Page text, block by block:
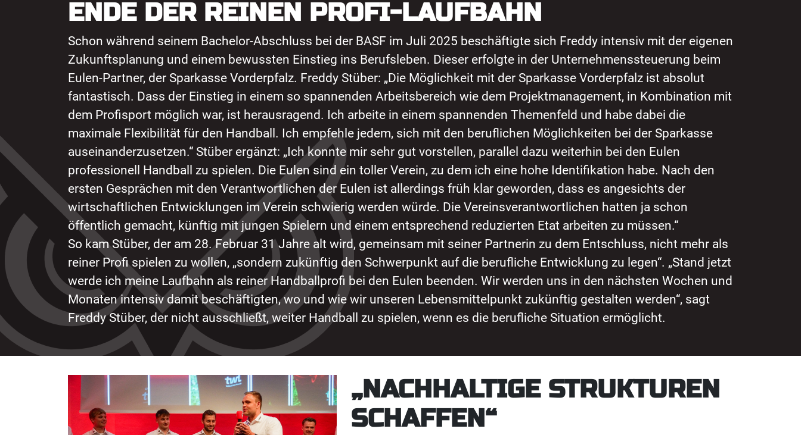
ENDE DER REINEN PROFI-LAUFBAHN
Schon während seinem Bachelor-Abschluss bei der BASF im Juli 2025 beschäftigte sich Freddy intensiv mit der eigenen
Zukunftsplanung und einem bewussten Einstieg ins Berufsleben. Dieser erfolgte in der Unternehmenssteuerung beim
Eulen-Partner, der Sparkasse Vorderpfalz. Freddy Stüber: „Die Möglichkeit mit der Sparkasse Vorderpfalz ist absolut
fantastisch. Dass der Einstieg in einem so spannenden Arbeitsbereich wie dem Projektmanagement, in Kombination mit
dem Profisport möglich war, ist herausragend. Ich arbeite in einem spannenden Themenfeld und habe dabei die
maximale Flexibilität für den Handball. Ich empfehle jedem, sich mit den beruflichen Möglichkeiten bei der Sparkasse
auseinanderzusetzen.“ Stüber ergänzt: „Ich konnte mir sehr gut vorstellen, parallel dazu weiterhin bei den Eulen
professionell Handball zu spielen. Die Eulen sind ein toller Verein, zu dem ich eine hohe Identifikation habe. Nach den
ersten Gesprächen mit den Verantwortlichen der Eulen ist allerdings früh klar geworden, dass es angesichts der
wirtschaftlichen Entwicklungen im Verein schwierig werden würde. Die Vereinsverantwortlichen hatten ja schon
öffentlich gemacht, künftig mit jungen Spielern und einem entsprechend reduzierten Etat arbeiten zu müssen.“
So kam Stüber, der am 28. Februar 31 Jahre alt wird, gemeinsam mit seiner Partnerin zu dem Entschluss, nicht mehr als
reiner Profi spielen zu wollen, „sondern zukünftig den Schwerpunkt auf die berufliche Entwicklung zu legen“. „Stand jetzt
werde ich meine Laufbahn als reiner Handballprofi bei den Eulen beenden. Wir werden uns in den nächsten Wochen und
Monaten intensiv damit beschäftigten, wo und wie wir unseren Lebensmittelpunkt zukünftig gestalten werden“, sagt
Freddy Stüber, der nicht ausschließt, weiter Handball zu spielen, wenn es die berufliche Situation ermöglicht.
„NACHHALTIGE STRUKTUREN
SCHAFFEN“